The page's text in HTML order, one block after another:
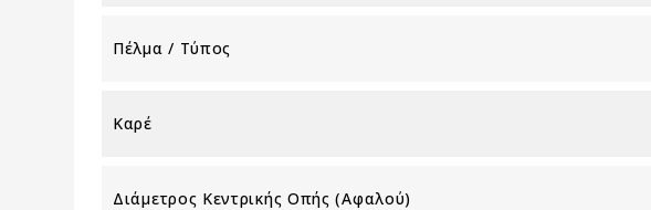
Πέλμα / Τύπος
Καρέ
Διάμετρος Κεντρικής Οπής (αφαλού)